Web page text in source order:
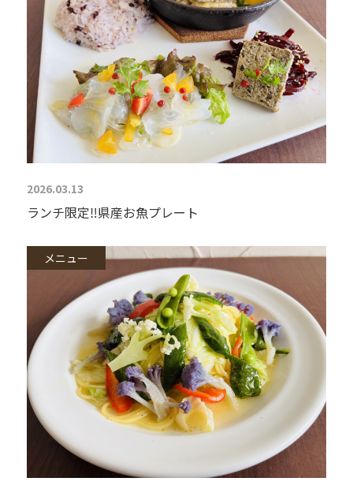
2026.03.13
ランチ限定‼︎県産お魚プレート
メニュー